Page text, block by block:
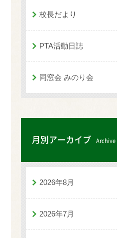
校長だより
PTA活動日誌
同窓会 みのり会
月別アーカイブ Archive
2026年8月
2026年7月